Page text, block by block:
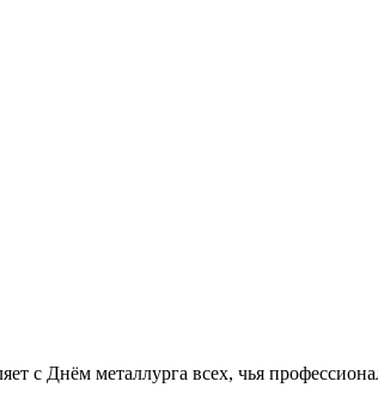
с Днём металлурга всех, чья